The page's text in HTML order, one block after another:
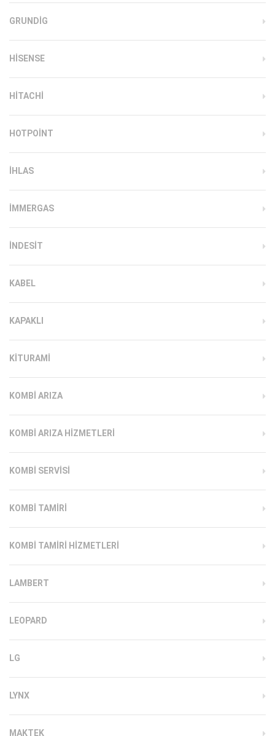
GRUNDIG
HISENSE
HITACHI
HOTPOINT
IHLAS
İMMERGAS
INDESIT
KABEL
KAPAKLI
KITURAMI
KOMBI ARIZA
KOMBI ARIZA HIZMETLERI
KOMBI SERVISI
KOMBI TAMIRI
KOMBI TAMIRI HIZMETLERI
LAMBERT
LEOPARD
LG
LYNX
MAKTEK